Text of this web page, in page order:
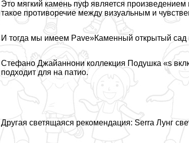
Это мягкий камень пуф является
такое противоречие между визуальным и
И тогда мы имеем Pave»Каменный открытый
Стефано Джайаннони коллекция Подушка «s
подходит для на патио.
Другая светящаяся рекомендация: Serra Лунг